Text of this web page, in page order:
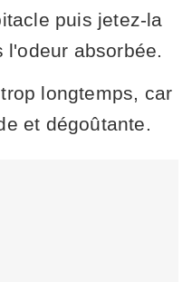
puis jetez-la
absorbée.
longtemps, car
et dégoûtante.